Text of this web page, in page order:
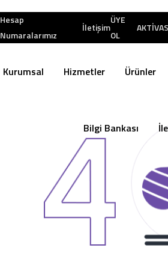
Hesap
Numaralarımız
İletişim
ÜYE
OL
Kurumsal Hizmetler Ürünler
Bilgi Bankası